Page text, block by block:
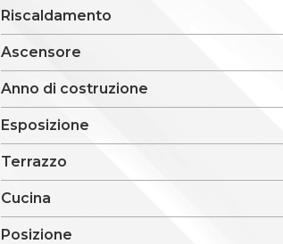
Riscaldamento
Ascensore
Anno di costruzione
Esposizione
Terrazzo
Cucina
Posizione